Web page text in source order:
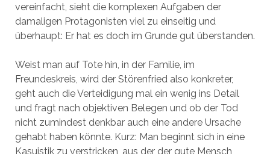
vereinfacht, sieht die komplexen Aufgaben der
damaligen Protagonisten viel zu einseitig und
überhaupt: Er hat es doch im Grunde gut überstanden.
Weist man auf Tote hin, in der Familie, im
Freundeskreis, wird der Störenfried also konkreter,
geht auch die Verteidigung mal ein wenig ins Detail
und fragt nach objektiven Belegen und ob der Tod
nicht zumindest denkbar auch eine andere Ursache
gehabt haben könnte. Kurz: Man beginnt sich in eine
Kasuistik zu verstricken, aus der der gute Mensch